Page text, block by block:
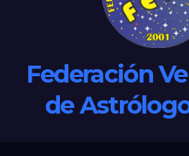
Federación
de